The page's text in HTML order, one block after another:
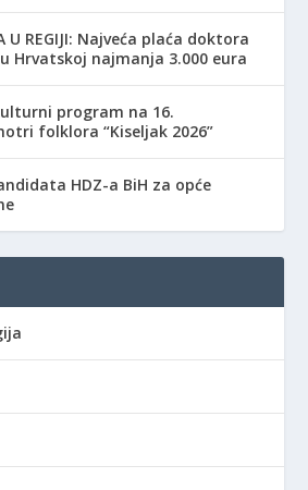
U REGIJI: Najveća plaća doktora
u Hrvatskoj najmanja 3.000 eura
program na 16.
folklora “Kiseljak 2026”
HDZ-a BiH za opće